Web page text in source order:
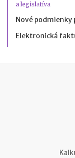
a legislatíva
Nové podmienky
Elektronická